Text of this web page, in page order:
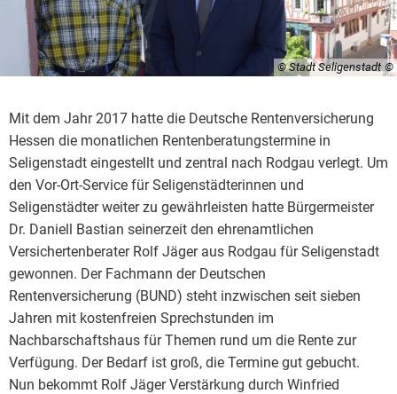
© Stadt Seligenstadt
Mit dem Jahr 2017 hatte die Deutsche Rentenversicherung
Hessen die monatlichen Rentenberatungstermine in
Seligenstadt eingestellt und zentral nach Rodgau verlegt. Um
den Vor-Ort-Service für Seligenstädterinnen und
Seligenstädter weiter zu gewährleisten hatte Bürgermeister
Dr. Daniell Bastian seinerzeit den ehrenamtlichen
Versichertenberater Rolf Jäger aus Rodgau für Seligenstadt
gewonnen. Der Fachmann der Deutschen
Rentenversicherung (BUND) steht inzwischen seit sieben
Jahren mit kostenfreien Sprechstunden im
Nachbarschaftshaus für Themen rund um die Rente zur
Verfügung. Der Bedarf ist groß, die Termine gut gebucht.
Nun bekommt Rolf Jäger Verstärkung durch Winfried